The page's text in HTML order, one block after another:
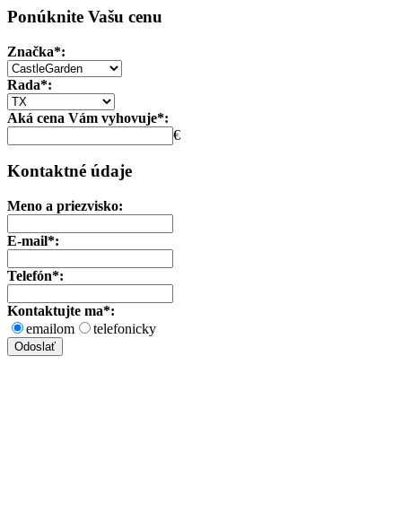
Ponúknite Vašu cenu
Značka*:
Rada*:
Aká cena Vám vyhovuje*:
€
Kontaktné údaje
Meno a priezvisko:
E-mail*:
Telefón*:
Kontaktujte ma*:
emailom
telefonicky